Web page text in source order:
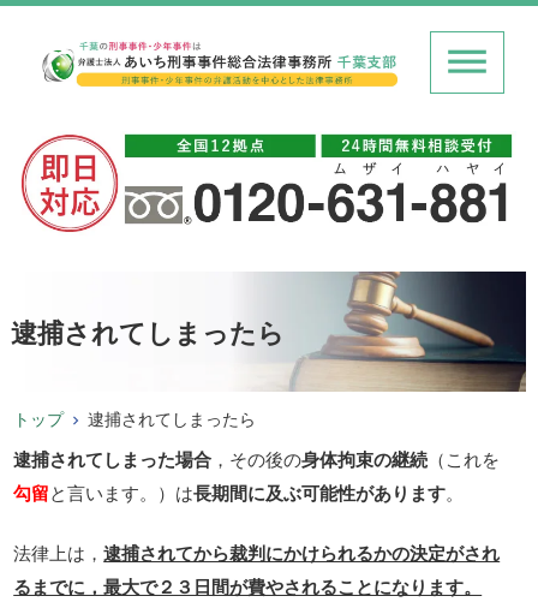
逮捕されてしまったら
トップ 逮捕されてしまったら
逮捕されてしまった場合 ，その後の身体拘束の継続 （これを
勾留と言います。）は長期間に及ぶ可能性があります。
法律上は，逮捕されてから裁判にかけられるかの決定がされ
るまでに，最大で２３日間が費やされることになります。